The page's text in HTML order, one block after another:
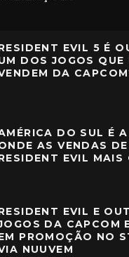
EVIL 5 É
DOS JOGOS QUE
DA
DO SUL É A
AS VENDAS DE
EVIL MAIS
EVIL E
DA CAPCOM
PROMOÇÃO NO
NUUVEM